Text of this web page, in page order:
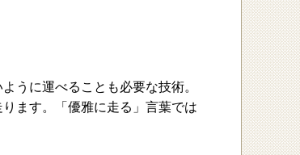
うに運べることも必要な技術。
ます。「優雅に走る」言葉では